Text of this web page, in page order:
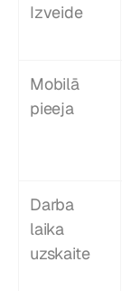
Izveide
Mobilā
pieeja
Darba
laika
uzskaite